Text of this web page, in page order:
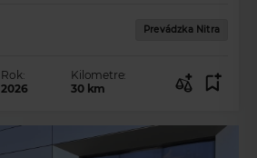
Prevádzka Nitra
Rok:
2026
Kilometre:
30 km